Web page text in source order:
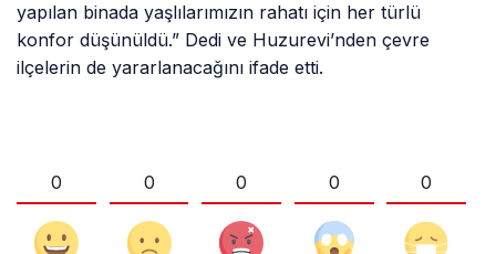
yapılan binada yaşlılarımızın rahatı için her türlü
konfor düşünüldü.” Dedi ve Huzurevi’nden çevre
ilçelerin de yararlanacağını ifade etti.
0 0 0 0 0